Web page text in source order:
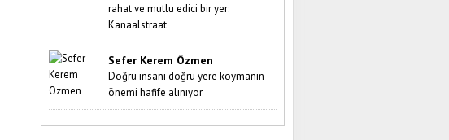
rahat ve mutlu edici bir yer:
Kanaalstraat
Sefer Kerem Özmen
Doğru insanı doğru yere koymanın
önemi hafife alınıyor